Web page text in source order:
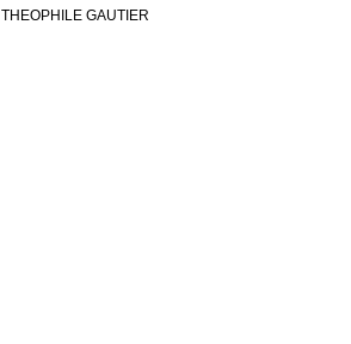
THEOPHILE GAUTIER